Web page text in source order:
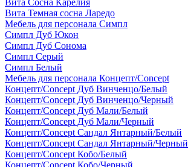
Вита Сосна Карелия
Вита Темная сосна Ларедо
Мебель для персонала Симпл
Симпл Дуб Юкон
Симпл Дуб Сонома
Симпл Серый
Симпл Белый
Мебель для персонала Концепт/Concept
Концепт/Concept Дуб Винченцо/Белый
Концепт/Concept Дуб Винченцо/Черный
Концепт/Concept Дуб Мали/Белый
Концепт/Concept Дуб Мали/Черный
Концепт/Concept Сандал Янтарный/Белый
Концепт/Concept Сандал Янтарный/Черный
Концепт/Concept Кобо/Белый
Концепт/Concept Кобо/Черный